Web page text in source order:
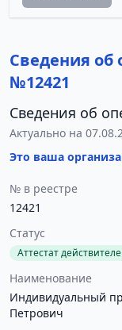
Сведения об
№12421
Сведения об
Актуально на
Это ваша
№ в реестре
12421
Статус
Аттестат
Наименование
Индивидуальный
Петрович